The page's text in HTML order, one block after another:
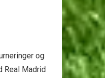
og
Real Madrid